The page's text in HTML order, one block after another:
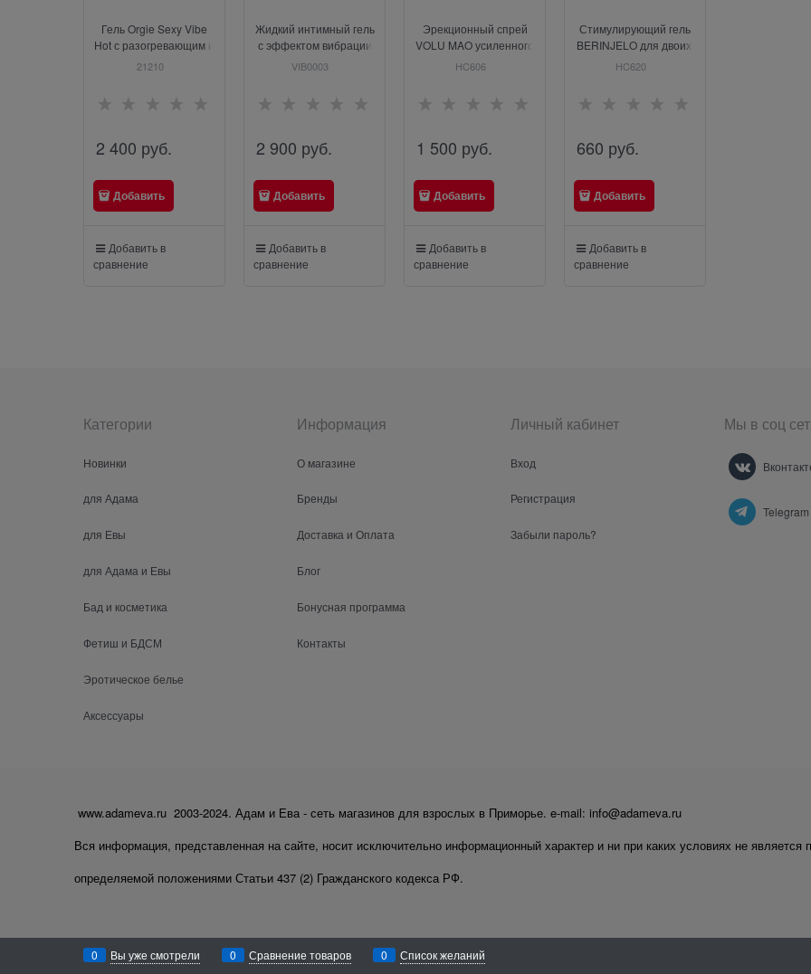
Гель Orgie Sexy Vibe
Hot с разогревающим и
вибрирующим
21210
2 400 руб.
Добавить
Добавить в
сравнение
Жидкий интимный гель
с эффектом вибрации
и вкусом коктейля Intt
VIB0003
2 900 руб.
Добавить
Добавить в
сравнение
Эрекционный спрей
VOLU MAO усиленного
действия, 50 мл
HC606
1 500 руб.
Добавить
Добавить в
сравнение
Стимулирующий гель
BERINJELO для двоих,
15 г
HC620
660 руб.
Добавить
Добавить в
сравнение
Категории
Новинки
для Адама
для Евы
для Адама и Евы
Бад и косметика
Фетиш и БДСМ
Эротическое белье
Аксессуары
Информация
О магазине
Бренды
Доставка и Оплата
Блог
Бонусная программа
Контакты
Личный кабинет
Вход
Регистрация
Забыли пароль?
Мы в соц
Telegram
www.adameva.ru 2003-2024. Адам и Ева - сеть магазинов для взрослых в Приморье. e-mail: info@adameva.ru
Вся информация, представленная на сайте, носит исключительно информационный характер и ни при каких условиях не является
определяемой положениями Статьи 437 (2) Гражданского кодекса РФ.
0 Вы уже смотрели 0 Сравнение товаров 0 Список желаний